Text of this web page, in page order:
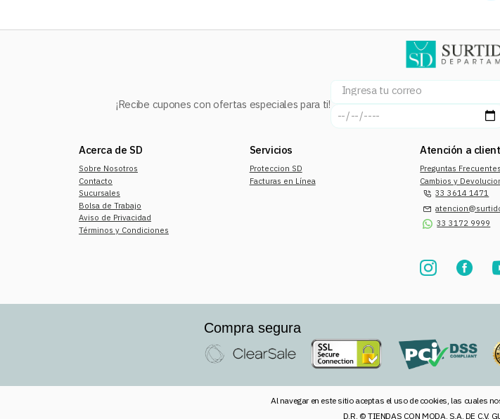
¡Recibe cupones con ofertas especiales para ti!
Acerca de SD
Sobre Nosotros
Contacto
Sucursales
Bolsa de Trabajo
Aviso de Privacidad
Términos y Condiciones
Servicios
Proteccion SD
Facturas en Línea
Atención a
Preguntas Frecuentes
Cambios y
33 3614 1471
33 3172 9999
Compra segura
Al navegar en este sitio aceptas el uso de cookies, las cuales
D.R. © TIENDAS CON MODA, S.A. DE C.V.